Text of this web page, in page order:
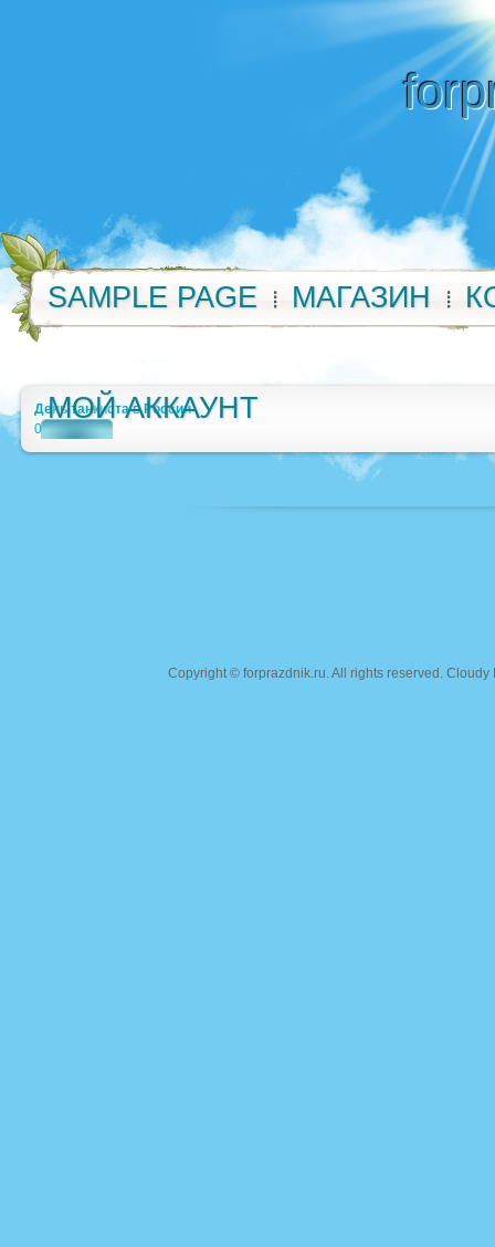
SAMPLE PAGE МАГАЗИН
МОЙ АККАУНТ
День танкиста в России
0
Copyright © forprazdnik.ru. All rights reserved.